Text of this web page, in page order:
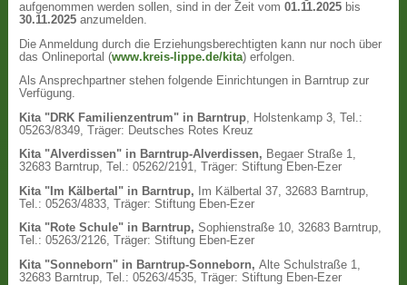
aufgenommen werden sollen, sind in der Zeit vom01.11.2025 bis
30.11.2025 anzumelden.
Die Anmeldung durch die Erziehungsberechtigten kann nur noch über
das Onlineportal (www.kreis-lippe.de/kita) erfolgen.
Als Ansprechpartner stehen folgende Einrichtungen in Barntrup zur
Verfügung.
Kita "DRK Familienzentrum" in Barntrup , Holstenkamp 3, Tel.:
05263/8349, Träger: Deutsches Rotes Kreuz
Kita "Alverdissen" in Barntrup-Alverdissen, Begaer Straße 1,
32683 Barntrup, Tel.: 05262/2191, Träger: Stiftung Eben-Ezer
Kita "Im Kälbertal" in Barntrup,
Im Kälbertal 37, 32683 Barntrup,
Tel.: 05263/4833, Träger: Stiftung Eben-Ezer
Kita "Rote Schule" in Barntrup, Sophienstraße 10, 32683 Barntrup,
Tel.: 05263/2126, Träger: Stiftung Eben-Ezer
Kita "Sonneborn" in Barntrup-Sonneborn, Alte Schulstraße 1,
32683 Barntrup, Tel.: 05263/4535, Träger: Stiftung Eben-Ezer